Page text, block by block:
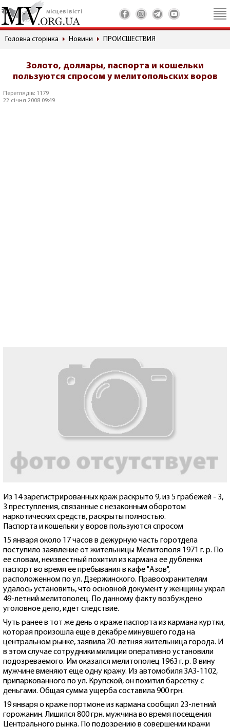
місцеві вісті
Головна сторінка Новини ПРОИСШЕСТВИЯ
Золото, доллары, паспорта и кошельки
пользуются спросом у мелитопольских воров
Переглядів: 1179
22 січня 2008 09:49
Из 14 зарегистрированных краж раскрыто 9, из 5 грабежей - 3,
3 преступления, связанные с незаконным оборотом
наркотических средств, раскрыты полностью.
Паспорта и кошельки у воров пользуются спросом
15 января около 17 часов в дежурную часть горотдела
поступило заявление от жительницы Мелитополя 1971 г. р. По
ее словам, неизвестный похитил из кармана ее дубленки
паспорт во время ее пребывания в кафе "Азов",
расположенном по ул. Дзержинского. Правоохранителям
удалось установить, что основной документ у женщины украл
49-летний мелитополец. По данному факту возбуждено
уголовное дело, идет следствие.
Чуть ранее в тот же день о краже паспорта из кармана куртки,
которая произошла еще в декабре минувшего года на
центральном рынке, заявила 20-летняя жительница города. И
в этом случае сотрудники милиции оперативно установили
подозреваемого. Им оказался мелитополец 1963 г. р. В вину
мужчине вменяют еще одну кражу. Из автомобиля ЗАЗ-1102,
припаркованного по ул. Крупской, он похитил барсетку с
деньгами. Общая сумма ущерба составила 900 грн.
19 января о краже портмоне из кармана сообщил 23-летний
горожанин. Лишился 800 грн. мужчина во время посещения
Центрального рынка. По подозрению в совершении кражи